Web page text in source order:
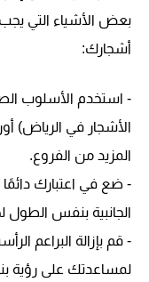
بعض الأشياء التي
أشجارك:
- استخدم الأسلوب
الأشجار في الرياض)
المزيد من الفروع.
- ضع في اعتبارك
الجانبية بنفس
- قم بإزالة البراعم
لمساعدتك على رؤية